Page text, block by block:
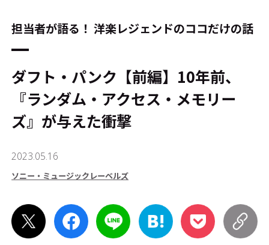
担当者が語る！ 洋楽レジェンドのココだけの話
ダフト・パンク【前編】10年前、
『ランダム・アクセス・メモリー
ズ』が与えた衝撃
2023.05.16
ソニー・ミュージックレーベルズ